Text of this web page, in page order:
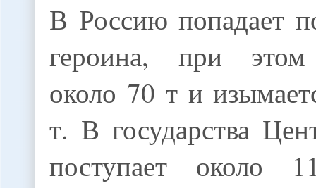
В Россию попадает
героина, при этом
около 70 т и
т. В государства
поступает около